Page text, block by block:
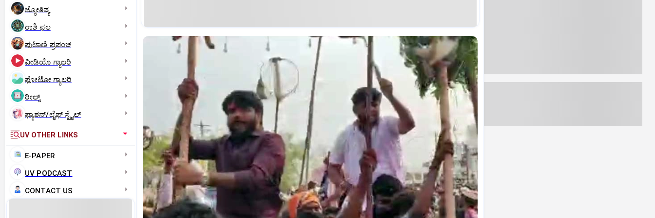
ಜ್ಯೋತಿಷ್ಯ
ರಾಶಿ ಫಲ
ಪುಟಾಣಿ ಪ್ರಪಂಚ
ವೀಡಿಯೊ ಗ್ಯಾಲರಿ
ಫೋಟೋ ಗ್ಯಾಲರಿ
ರೀಲ್ಸ್
ಫ್ಯಾಶನ್/ಲೈಫ್‌ ಸ್ಟೈಲ್
UV OTHER LINKS
E-PAPER
UV PODCAST
CONTACT US